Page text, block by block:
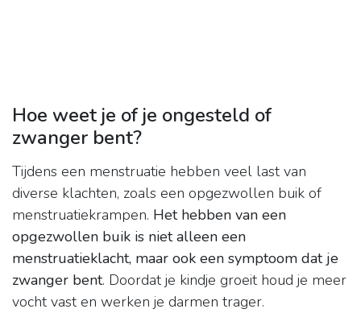
Hoe weet je of je ongesteld of
zwanger bent?
Tijdens een menstruatie hebben veel last van
diverse klachten, zoals een opgezwollen buik of
menstruatiekrampen. Het hebben van een
opgezwollen buik is niet alleen een
menstruatieklacht, maar ook een symptoom dat je
zwanger bent. Doordat je kindje groeit houd je meer
vocht vast en werken je darmen trager.